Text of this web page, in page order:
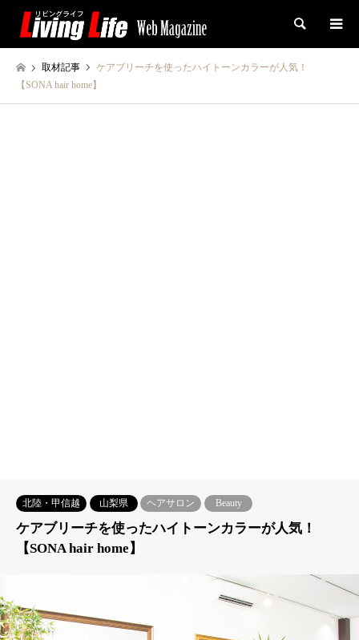
検索
取材記事
ケアブリーチを使ったハイトーンカラーが人気！
【SONA hair home】
北陸・甲信越 山梨県 ヘアサロン Beauty
ケアブリーチを使ったハイトーンカラーが人気！
【SONA hair home】